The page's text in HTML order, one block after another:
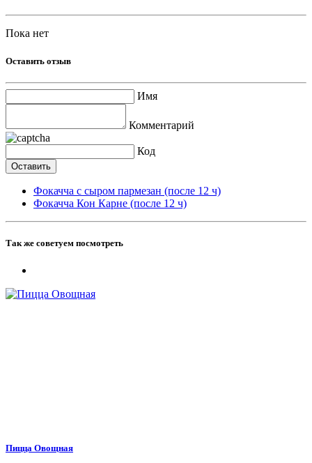
Пока нет
Оставить отзыв
Имя
Комментарий
Код
Фокачча с сыром пармезан (после 12 ч)
Фокачча Кон Карне (после 12 ч)
Так же советуем посмотреть
Пицца Овощная